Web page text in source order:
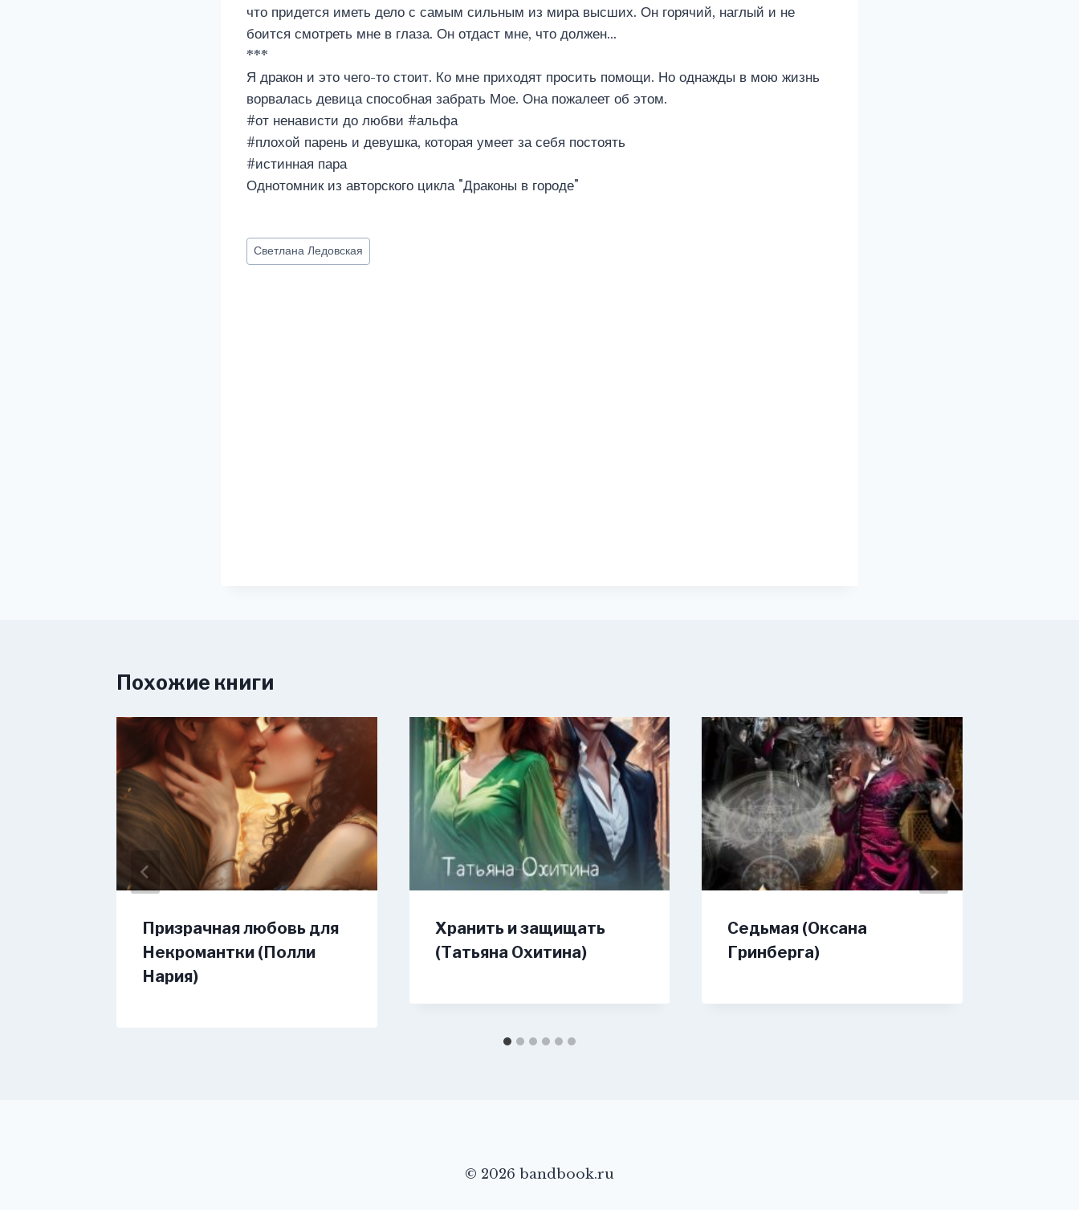
что придется иметь дело с самым сильным из мира высших. Он горячий, наглый и не
боится смотреть мне в глаза. Он отдаст мне, что должен…
***
Я дракон и это чего-то стоит. Ко мне приходят просить помощи. Но однажды в мою жизнь
ворвалась девица способная забрать Мое. Она пожалеет об этом.
#от ненависти до любви #альфа
#плохой парень и девушка, которая умеет за себя постоять
#истинная пара
Однотомник из авторского цикла "Драконы в городе"
Метки
записи:
Светлана Ледовская
Похожие книги
Призрачная любовь для
Некромантки (Полли
Нария)
Хранить и защищать
(Татьяна Охитина)
Седьмая (Оксана
Гринберга)
© 2026 bandbook.ru